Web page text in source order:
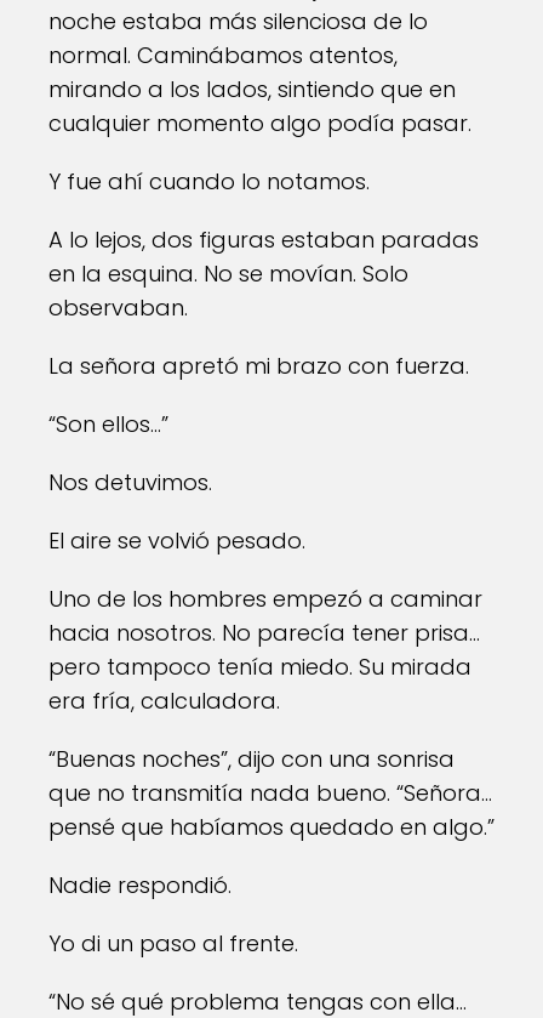
noche estaba más silenciosa de lo
normal. Caminábamos atentos,
mirando a los lados, sintiendo que en
cualquier momento algo podía pasar.
Y fue ahí cuando lo notamos.
A lo lejos, dos figuras estaban paradas
en la esquina. No se movían. Solo
observaban.
La señora apretó mi brazo con fuerza.
“Son ellos…”
Nos detuvimos.
El aire se volvió pesado.
Uno de los hombres empezó a caminar
hacia nosotros. No parecía tener prisa…
pero tampoco tenía miedo. Su mirada
era fría, calculadora.
“Buenas noches”, dijo con una sonrisa
que no transmitía nada bueno. “Señora…
pensé que habíamos quedado en algo.”
Nadie respondió.
Yo di un paso al frente.
“No sé qué problema tengas con ella…